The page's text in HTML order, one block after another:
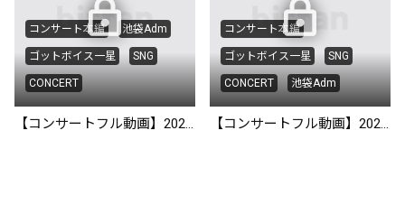
コンサート本編 池袋Adm
ゴットボイス一星 SNG
CONCERT
【コンサートフル動画】2025/9/21@池袋Adm
コンサート本編
ゴットボイス一星 SNG
CONCERT 池袋Adm
【コンサートフル動画】2028/8/28 池袋Adm